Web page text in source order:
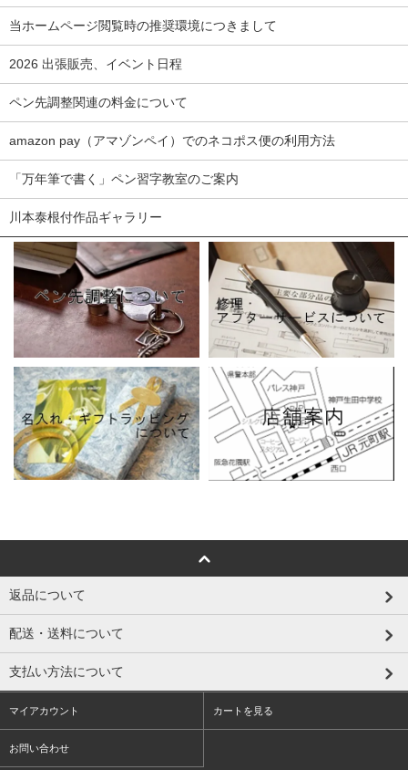
当ホームページ閲覧時の推奨環境につきまして
2026 出張販売、イベント日程
ペン先調整関連の料金について
amazon pay（アマゾンペイ）でのネコポス便の利用方法
「万年筆で書く」ペン習字教室のご案内
川本泰根付作品ギャラリー
返品について
配送・送料について
支払い方法について
マイアカウント カートを見る
お問い合わせ